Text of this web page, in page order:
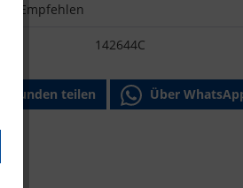
Empfehlen
142644C
teilen Über